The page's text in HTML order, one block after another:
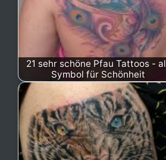
21 sehr schöne Pfau Tattoos -
Symbol für Schönheit